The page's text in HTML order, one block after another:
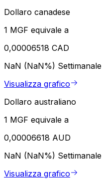
Dollaro canadese
1 MGF equivale a
0,00006518 CAD
NaN (NaN%) Settimanale
Visualizza grafico
Dollaro australiano
1 MGF equivale a
0,00006618 AUD
NaN (NaN%) Settimanale
Visualizza grafico